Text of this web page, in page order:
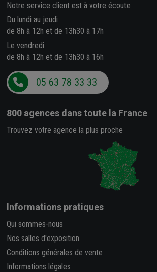
Notre service client est à votre écoute
Du lundi au jeudi
de 8h à 12h et de 13h30 à 17h
Le vendredi
de 8h à 12h et de 13h30 à 16h
05 63 78 33 33
800 agences dans toute la France
Trouvez votre agence la plus proche
Informations pratiques
Qui sommes-nous
Nos salles d'exposition
Conditions générales de vente
Informations légales